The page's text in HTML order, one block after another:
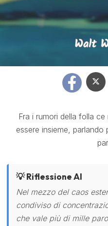
Fra i rumori della folla
essere insieme,
💡 Riflessione AI
Nel mezzo del caos
condiviso di
che vale più di mille